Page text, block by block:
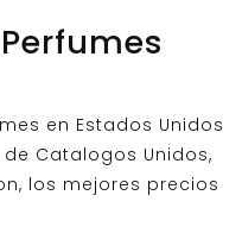
en Estados Unidos
Catalogos Unidos,
los mejores precios